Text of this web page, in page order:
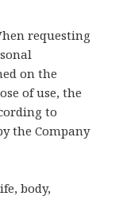
requesting
on the
of use, the
to
the Company
body,